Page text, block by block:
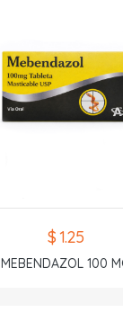
$ 1.25
MEBENDAZOL 100